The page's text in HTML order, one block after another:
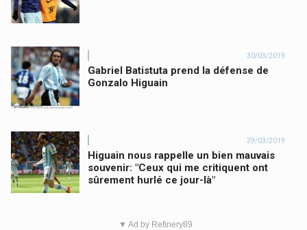
30/03/2019
Gabriel Batistuta prend la défense de
Gonzalo Higuain
29/03/2019
Higuain nous rappelle un bien mauvais
souvenir: "Ceux qui me critiquent ont
sûrement hurlé ce jour-là"
▼ Ad by Refinery89